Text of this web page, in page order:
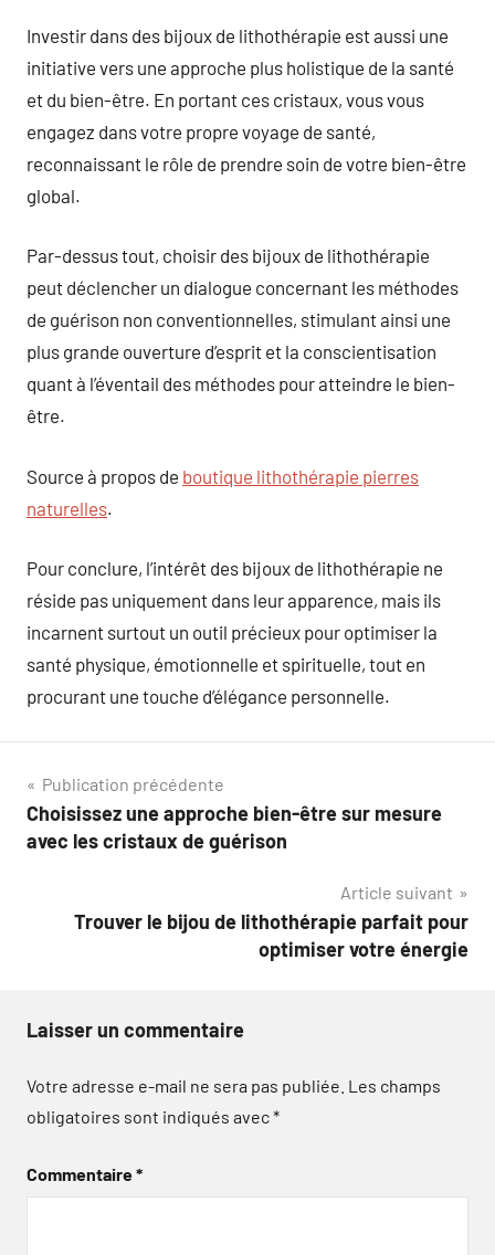
Investir dans des bijoux de lithothérapie est aussi une
initiative vers une approche plus holistique de la santé
et du bien-être. En portant ces cristaux, vous vous
engagez dans votre propre voyage de santé,
reconnaissant le rôle de prendre soin de votre bien-être
global.
Par-dessus tout, choisir des bijoux de lithothérapie
peut déclencher un dialogue concernant les méthodes
de guérison non conventionnelles, stimulant ainsi une
plus grande ouverture d’esprit et la conscientisation
quant à l’éventail des méthodes pour atteindre le bien-
être.
Source à propos de boutique lithothérapie pierres
naturelles.
Pour conclure, l’intérêt des bijoux de lithothérapie ne
réside pas uniquement dans leur apparence, mais ils
incarnent surtout un outil précieux pour optimiser la
santé physique, émotionnelle et spirituelle, tout en
procurant une touche d’élégance personnelle.
Navigation
de
Publication précédente
Choisissez une approche bien-être sur mesure
avec les cristaux de guérison
Article suivant
Trouver le bijou de lithothérapie parfait pour
optimiser votre énergie
Laisser un commentaire
Votre adresse e-mail ne sera pas publiée. Les champs
obligatoires sont indiqués avec*
Commentaire*